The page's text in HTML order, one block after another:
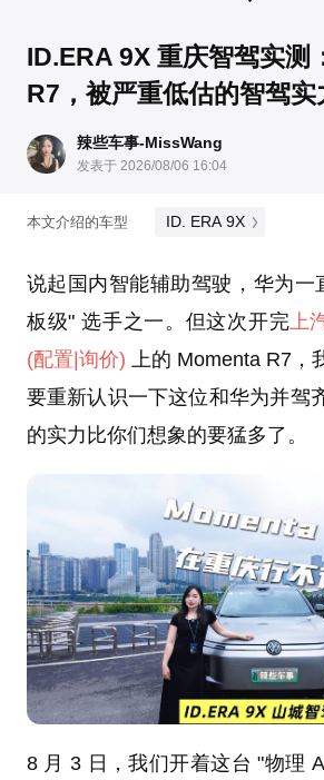
ID.ERA 9X 重庆智驾实测
R7，被严重低估的智驾实
辣些车事-MissWang
发表于 2026/08/06 16:04
本文介绍的车型 ID. ERA 9X
说起国内智能辅助驾驶，华为一
板级" 选手之一。但这次开完上
(配置 |询价) 上的 Momenta R7，
要重新认识一下这位和华为并驾
的实力比你们想象的要猛多了。
8 月 3 日，我们开着这台 "物理